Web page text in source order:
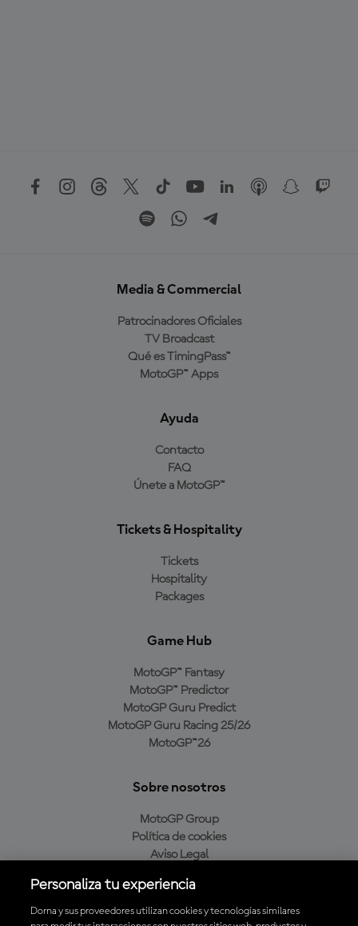
Media & Commercial
Patrocinadores Oficiales
TV Broadcast
Qué es TimingPass™
MotoGP™ Apps
Ayuda
Contacto
FAQ
Únete a MotoGP™
Tickets & Hospitality
Tickets
Hospitality
Packages
Game Hub
MotoGP™ Fantasy
MotoGP™ Predictor
MotoGP Guru Predict
MotoGP Guru Racing 25/26
MotoGP™26
Sobre nosotros
MotoGP Group
Política de cookies
Aviso Legal
Política de compra
Personaliza tu experiencia
Dorna y sus proveedores utilizan cookies y tecnologías similares